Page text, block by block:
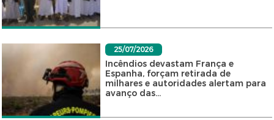
25/07/2026
Incêndios devastam França e
Espanha, forçam retirada de
milhares e autoridades alertam para
avanço das...